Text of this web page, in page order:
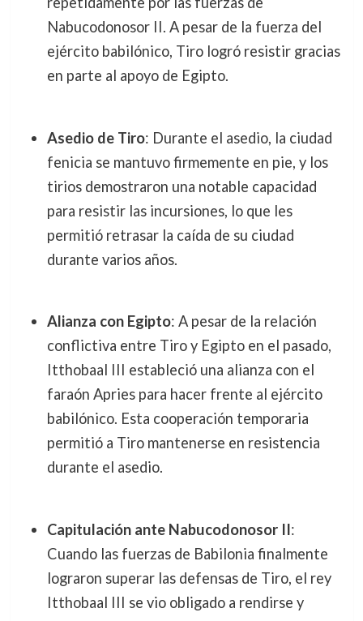
Nabucodonosor II. A pesar de la fuerza del
ejército babilónico, Tiro logró resistir gracias
en parte al apoyo de Egipto.
Asedio de Tiro: Durante el asedio, la ciudad
fenicia se mantuvo firmemente en pie, y los
tirios demostraron una notable capacidad
para resistir las incursiones, lo que les
permitió retrasar la caída de su ciudad
durante varios años.
Alianza con Egipto: A pesar de la relación
conflictiva entre Tiro y Egipto en el pasado,
Itthobaal III estableció una alianza con el
faraón Apries para hacer frente al ejército
babilónico. Esta cooperación temporaria
permitió a Tiro mantenerse en resistencia
durante el asedio.
Capitulación ante Nabucodonosor II:
Cuando las fuerzas de Babilonia finalmente
lograron superar las defensas de Tiro, el rey
Itthobaal III se vio obligado a rendirse y